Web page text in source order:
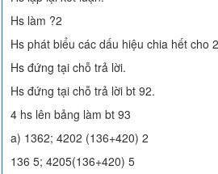
Hs làm ?2
Hs phát biểu các dấu hiệu chia hết cho
Hs đứng tại chỗ trả lời.
Hs đứng tại chỗ trả lời bt 92.
4 hs lên bảng làm bt 93
a) 1362; 4202 (136+420) 2
136 5; 4205(136+420) 5